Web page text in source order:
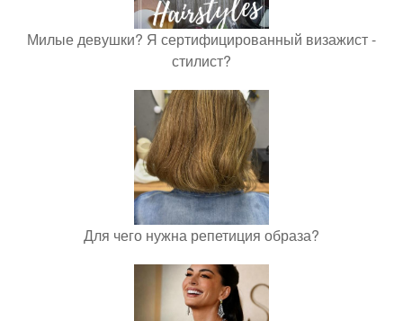
Милые девушки? Я сертифицированный визажист -
стилист?
Для чего нужна репетиция образа?